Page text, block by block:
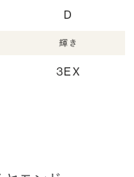
D
輝き
3EX